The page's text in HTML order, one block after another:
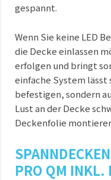
gespannt.
Wenn Sie keine LED
die Decke einlassen
erfolgen und bringt
einfache System
befestigen, sondern
Lust an der Decke
Deckenfolie
PRO QM INKL.